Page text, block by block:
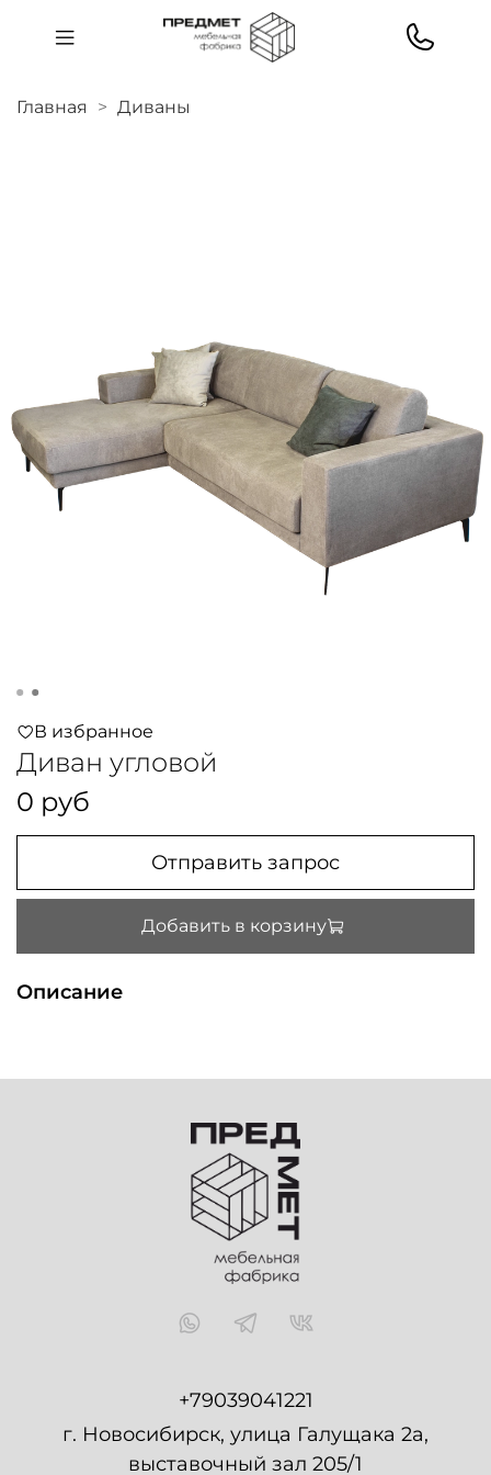
Главная Диваны
В избранное
Диван угловой
0 руб
Отправить запрос
Добавить в корзину
Описание
+79039041221
г. Новосибирск, улица Галущака 2а,
выставочный зал 205/1